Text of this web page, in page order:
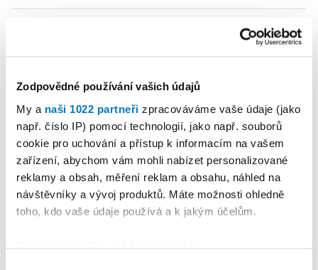
Zodpovědné používání vašich údajů
My a naši 1022 partneři zpracováváme vaše údaje (jako
např. číslo IP) pomocí technologií, jako např. souborů
cookie pro uchování a přístup k informacím na vašem
zařízení, abychom vám mohli nabízet personalizované
reklamy a obsah, měření reklam a obsahu, náhled na
návštěvníky a vývoj produktů. Máte možnosti ohledně
toho, kdo vaše údaje používá a k jakým účelům.
5
točí.“ V Dašovském mlýně se
roztočilo nové mlýnské kolo
ReklamaKoupit reklamu